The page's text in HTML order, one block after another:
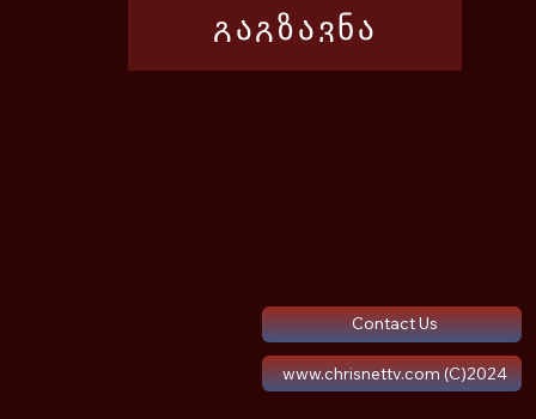
გაგზავნა
Contact Us
www.chrisnettv.com (C)2024